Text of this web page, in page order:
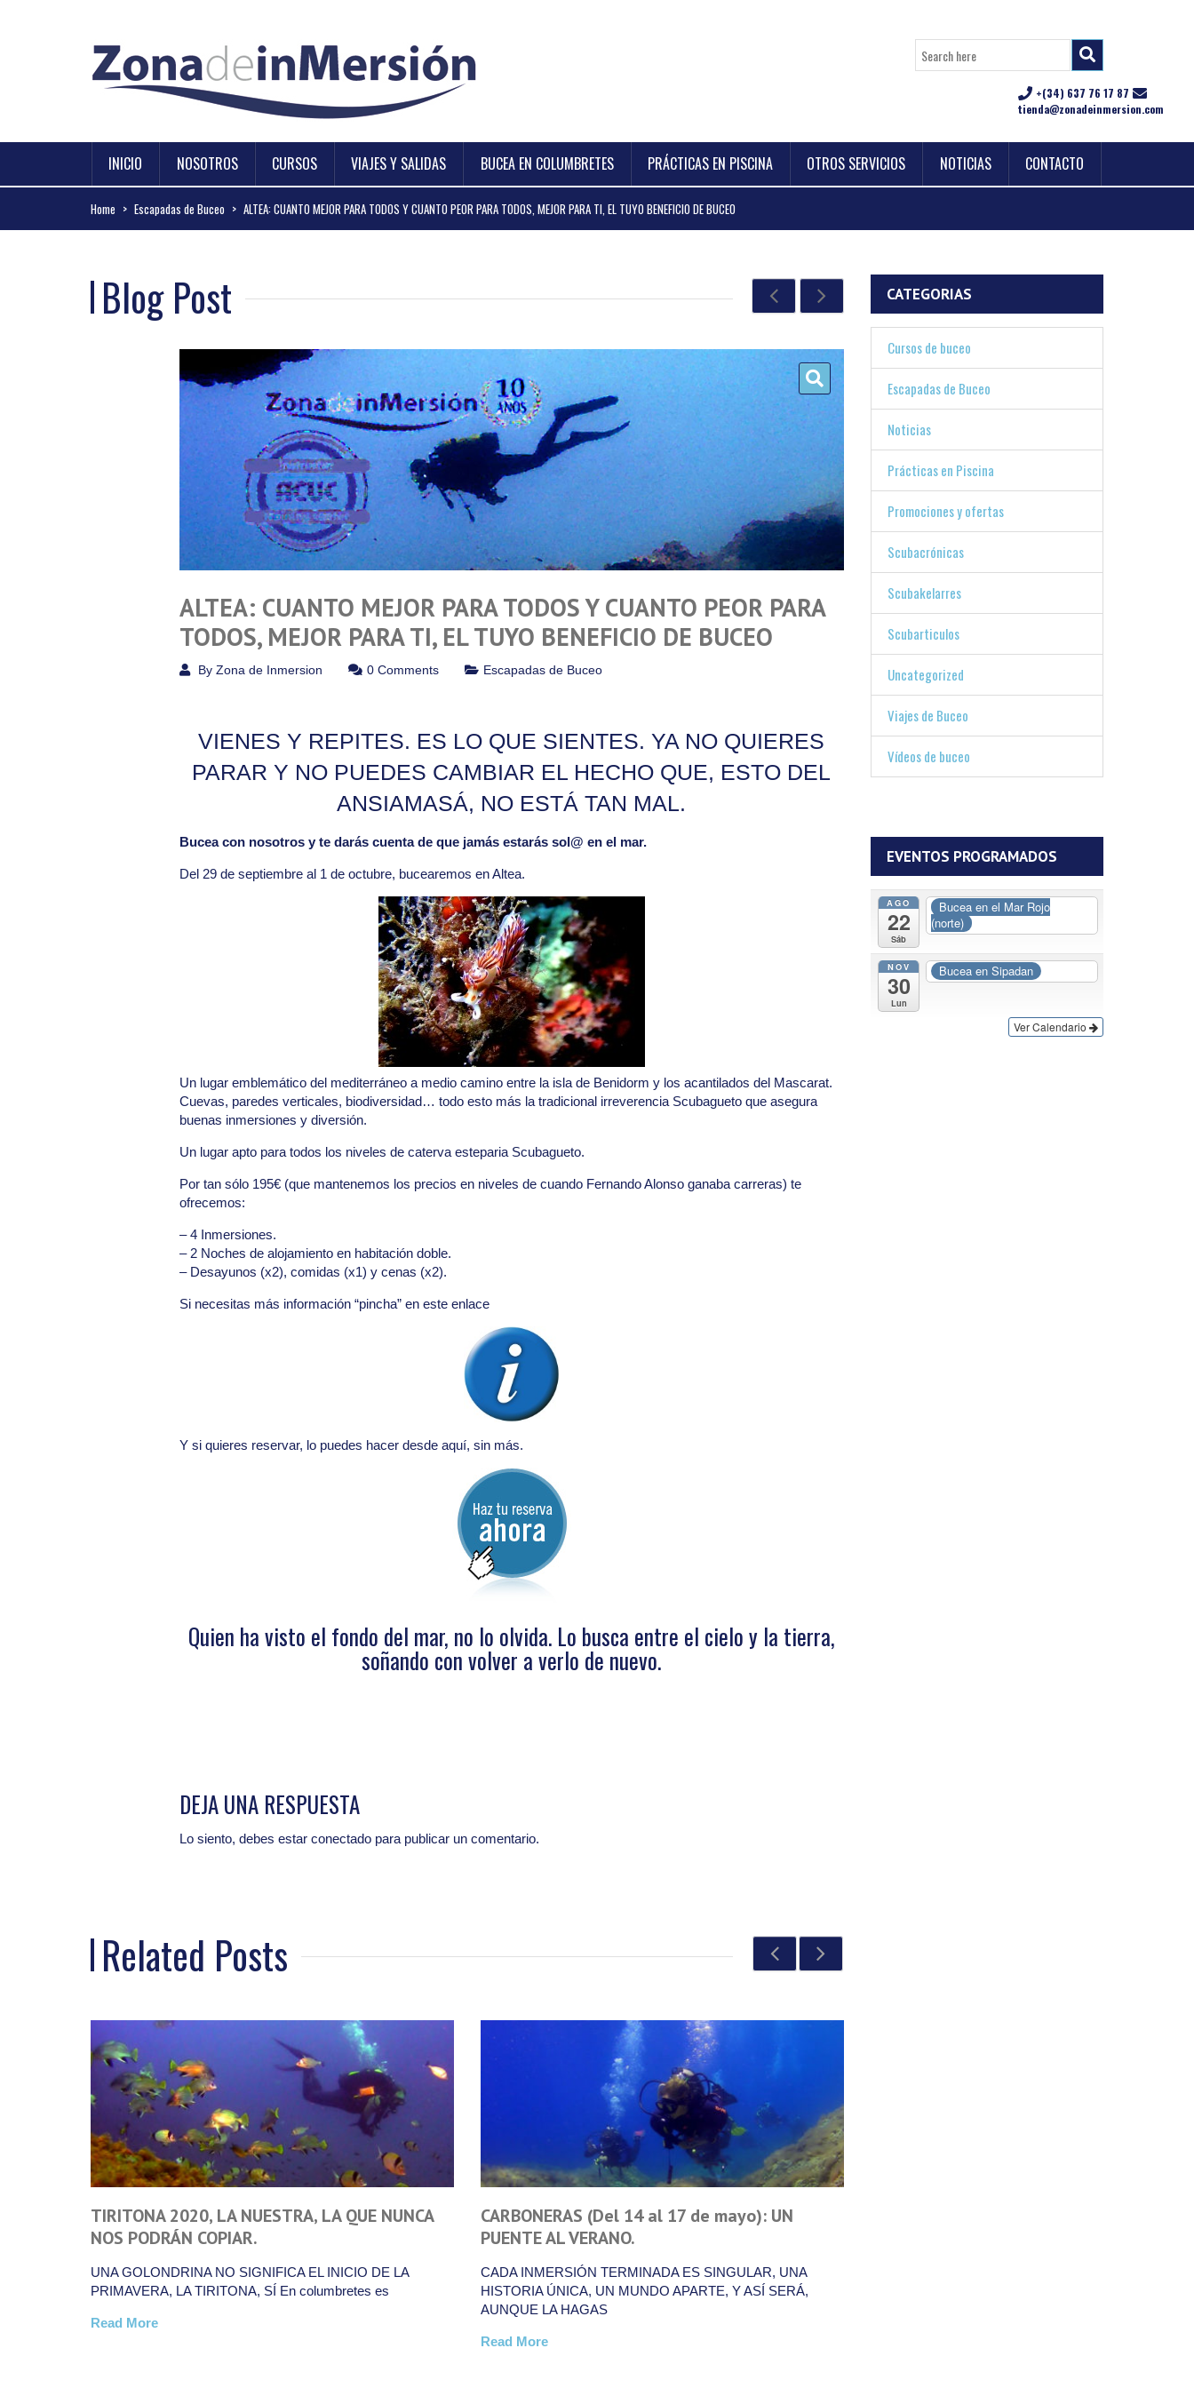
+(34) 637 76 17 87
tienda@zonadeinmersion.com
INICIO NOSOTROS CURSOS VIAJES Y SALIDAS BUCEA EN COLUMBRETES PRÁCTICAS EN PISCINA OTROS SERVICIOS NOTICIAS CONTACTO
Home > Escapadas de Buceo > ALTEA: CUANTO MEJOR PARA TODOS Y CUANTO PEOR PARA TODOS, MEJOR PARA TI, EL TUYO BENEFICIO DE BUCEO
Blog Post
ALTEA: CUANTO MEJOR PARA TODOS Y CUANTO PEOR PARA
TODOS, MEJOR PARA TI, EL TUYO BENEFICIO DE BUCEO
By Zona de Inmersion 0 Comments Escapadas de Buceo
VIENES Y REPITES. ES LO QUE SIENTES. YA NO QUIERES
PARAR Y NO PUEDES CAMBIAR EL HECHO QUE, ESTO DEL
ANSIAMASÁ, NO ESTÁ TAN MAL.
Bucea con nosotros y te darás cuenta de que jamás estarás sol@ en el mar.
Del 29 de septiembre al 1 de octubre, bucearemos en Altea.
Un lugar emblemático del mediterráneo a medio camino entre la isla de Benidorm y los acantilados del Mascarat.
Cuevas, paredes verticales, biodiversidad… todo esto más la tradicional irreverencia Scubagueto que asegura
buenas inmersiones y diversión.
Un lugar apto para todos los niveles de caterva esteparia Scubagueto.
Por tan sólo 195€ (que mantenemos los precios en niveles de cuando Fernando Alonso ganaba carreras) te
ofrecemos:
– 4 Inmersiones.
– 2 Noches de alojamiento en habitación doble.
– Desayunos (x2), comidas (x1) y cenas (x2).
Si necesitas más información “pincha” en este enlace
Y si quieres reservar, lo puedes hacer desde aquí, sin más.
Quien ha visto el fondo del mar, no lo olvida. Lo busca entre el cielo y la tierra,
soñando con volver a verlo de nuevo.
DEJA UNA RESPUESTA
Lo siento, debes estar conectado para publicar un comentario.
Related Posts
CARBONERAS (Del 14 al 17 de mayo): UN
PUENTE AL VERANO.
CADA INMERSIÓN TERMINADA ES SINGULAR, UNA
HISTORIA ÚNICA, UN MUNDO APARTE, Y ASÍ SERÁ,
COLUMBRETES 2020: FECHAS CONFIRMADAS
PARTE DE TU ADN Es tan obvio como
Read More
CATEGORIAS
Cursos de buceo
Escapadas de Buceo
Noticias
Prácticas en Piscina
Promociones y ofertas
Scubacrónicas
Scubakelarres
Scubarticulos
Uncategorized
Viajes de Buceo
Vídeos de buceo
EVENTOS PROGRAMADOS
AGO
22
Sáb
Bucea en el Mar Rojo
(norte)
NOV
30
Lun
Bucea en Sipadan
Ver Calendario